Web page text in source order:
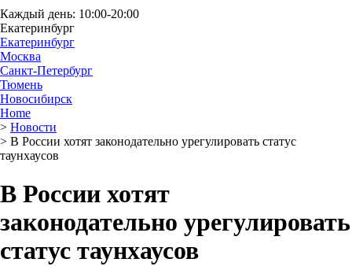
Каждый день: 10:00-20:00
Екатеринбург
Екатеринбург
Москва
Санкт-Петербург
Тюмень
Новосибирск
Home
> Новости
> В России хотят законодательно урегулировать статус
таунхаусов
В России хотят
законодательно урегулировать
статус таунхаусов